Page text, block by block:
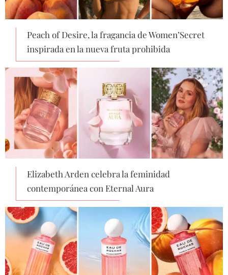
Peach of Desire, la fragancia de Women’Secret
inspirada en la nueva fruta prohibida
Elizabeth Arden celebra la feminidad
contemporánea con Eternal Aura